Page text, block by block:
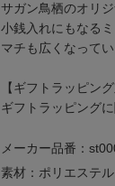
サガン鳥栖のオリ
小銭入れにもなる
マチも広くなって
【ギフトラッピン
ギフトラッピング
メーカー品番：
素材：ポリエステ